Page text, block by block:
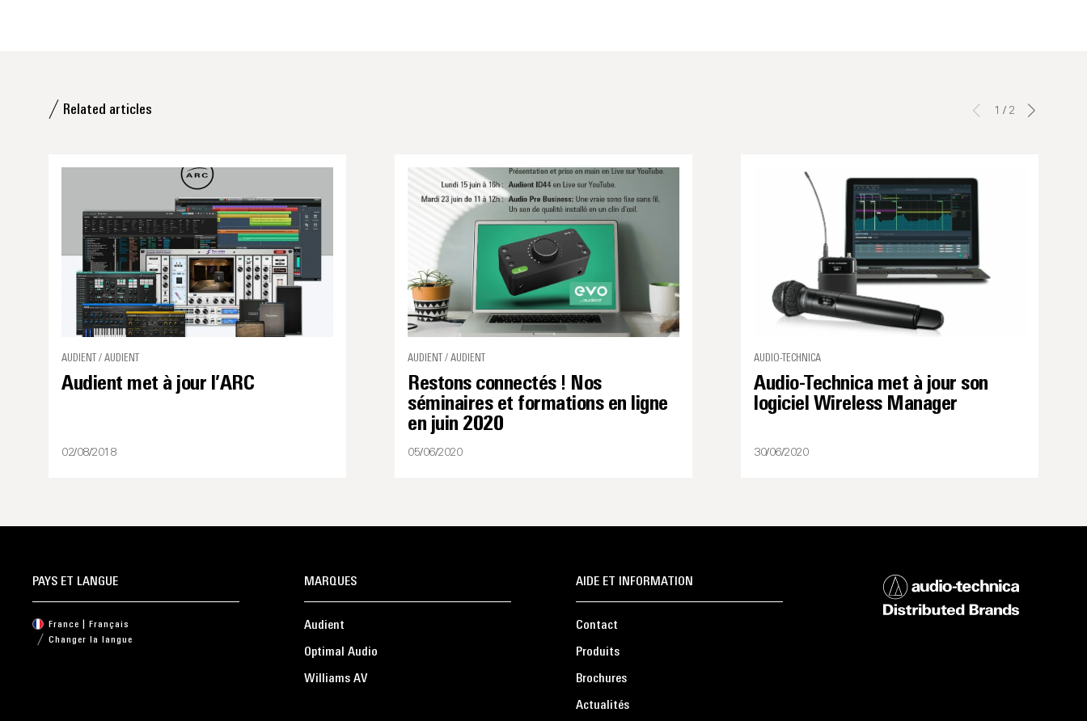
Related articles
AUDIENT / AUDIENT
Audient met à jour l’ARC
02/08/2018
AUDIENT / AUDIENT
Restons connectés ! Nos
séminaires et formations en ligne
en juin 2020
05/06/2020
AUDIO-TECHNICA
Audio-Technica met à jour son
logiciel Wireless Manager
30/06/2020
1 / 2
MARQUES
Audient
Optimal Audio
Williams AV
AIDE ET INFORMATION
Contact
Produits
Brochures
Actualités
PAYS ET LANGUE
France | Français
Changer la langue